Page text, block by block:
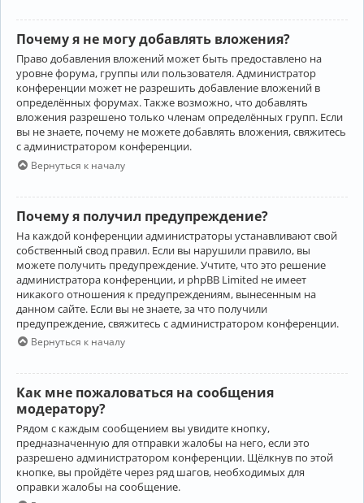
Почему я не могу добавлять вложения?
Право добавления вложений может быть предоставлено на
уровне форума, группы или пользователя. Администратор
конференции может не разрешить добавление вложений в
определённых форумах. Также возможно, что добавлять
вложения разрешено только членам определённых групп. Если
вы не знаете, почему не можете добавлять вложения, свяжитесь
с администратором конференции.
Вернуться к началу
Почему я получил предупреждение?
На каждой конференции администраторы устанавливают свой
собственный свод правил. Если вы нарушили правило, вы
можете получить предупреждение. Учтите, что это решение
администратора конференции, и phpBB Limited не имеет
никакого отношения к предупреждениям, вынесенным на
данном сайте. Если вы не знаете, за что получили
предупреждение, свяжитесь с администратором конференции.
Вернуться к началу
Как мне пожаловаться на сообщения
модератору?
Рядом с каждым сообщением вы увидите кнопку,
предназначенную для отправки жалобы на него, если это
разрешено администратором конференции. Щёлкнув по этой
кнопке, вы пройдёте через ряд шагов, необходимых для
оправки жалобы на сообщение.